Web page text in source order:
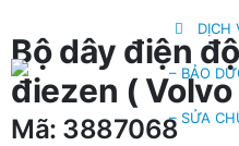
DỊCH
– BẢO
– SỬA
Bộ dây điện
điezen (
Mã: 3887068